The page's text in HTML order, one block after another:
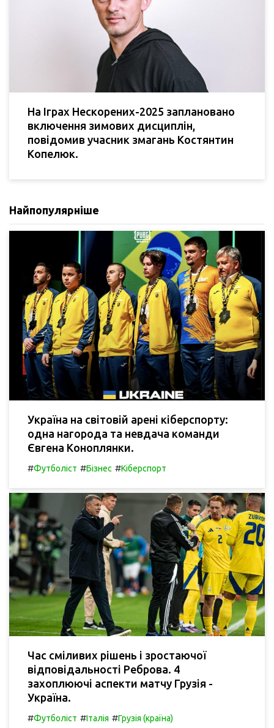
На Іграх Нескорених-2025 заплановано
включення зимових дисциплін,
повідомив учасник змагань Костянтин
Копелюк.
Найпопулярніше
Україна на світовій арені кіберспорту:
одна нагорода та невдача команди
Євгена Коноплянки.
#Футболіст #Бізнес #Кіберспорт
Час сміливих рішень і зростаючої
відповідальності Реброва. 4
захоплюючі аспекти матчу Грузія -
Україна.
#Футболіст #Італія #Грузія (країна)